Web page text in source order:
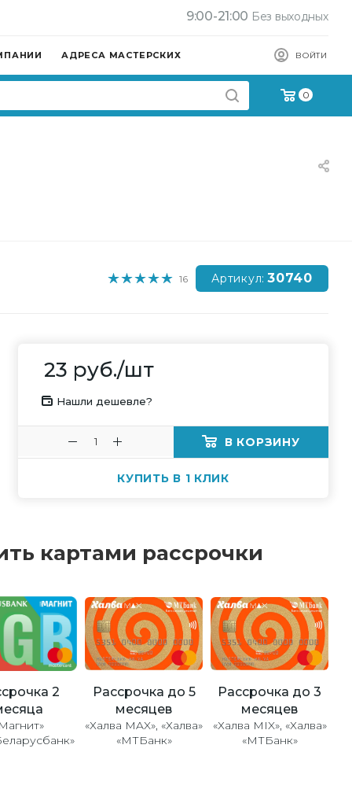
9:00-21:00 Без выходных
ВОЙТИ
АДРЕСА МАСТЕРСКИХ
0
16 Артикул: 30740
23 руб./шт
Нашли дешевле?
В КОРЗИНУ
КУПИТЬ В 1 КЛИК
картами рассрочки
2
Рассрочка до 5
месяцев
«Халва MAX», «Халва»
«МТБанк»
Рассрочка до 3
месяцев
«Халва MIX», «Халва»
«МТБанк»